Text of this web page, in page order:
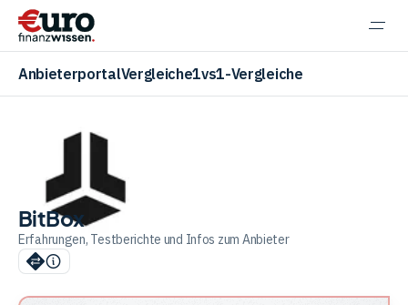
AnbieterportalVergleiche1vs1-Vergleiche
Aktien
ETF
BitBox
Erfahrungen, Testberichte und Infos zum Anbieter